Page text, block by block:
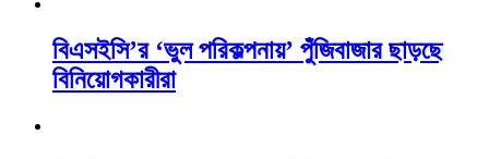
বিএসইসি’র ‘ভুল পরিকল্পনায়’ পুঁজিবাজার ছাড়ছে
বিনিয়োগকারীরা